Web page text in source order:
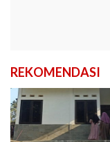
REKOMENDASI